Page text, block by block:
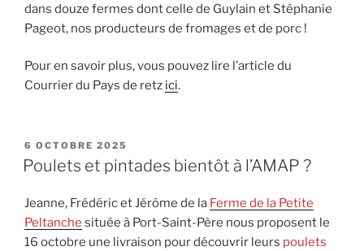
dans douze fermes dont celle de Guylain et Stéphanie
Pageot, nos producteurs de fromages et de porc !
Pour en savoir plus, vous pouvez lire l’article du
Courrier du Pays de retz ici.
PUBLIÉ
LE
6 OCTOBRE 2025
Poulets et pintades bientôt à l’AMAP ?
Jeanne, Frédéric et Jérôme de la Ferme de la Petite
Peltanche située à Port-Saint-Père nous proposent le
16 octobre une livraison pour découvrir leurs poulets